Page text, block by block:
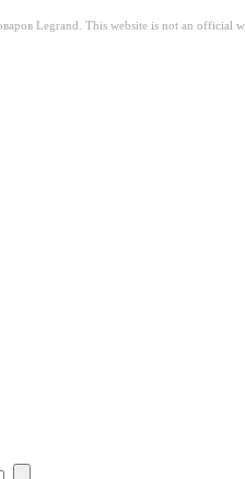
Legrand. This website is not an official